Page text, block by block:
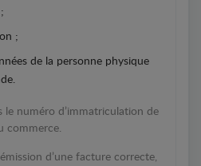
;
de la personne physique
le numéro d’immatriculation de
commerce.
émission d’une facture correcte,